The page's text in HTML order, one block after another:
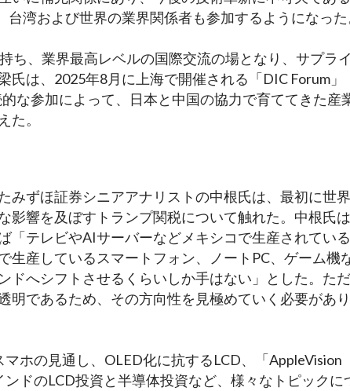
湾および世界の業界関係者も参加するようになっ
ち、業界最高レベルの国際交流の場となり、サプラ
は、2025年8月に上海で開催される「DIC Forum」
な参加によって、日本と中国の協力で育ててきた産
た。
みずほ証券シニアアナリストの中根氏は、最初に世
影響を及ぼすトランプ関税について触れた。中根氏
「テレビやAIサーバーなどメキシコで生産されてい
生産しているスマートフォン、ノートPC、ゲーム機
ドへシフトさせるくらいしか手はない」とした。ただ
明であるため、その方向性を見極めていく必要があ
ホの見通し、OLED化に抗するLCD、「AppleVision
ドのLCD投資と半導体投資など、様々なトピックに